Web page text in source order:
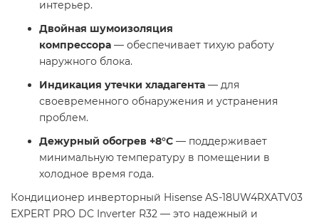
интерьер.
Двойная шумоизоляция
компрессора — обеспечивает тихую работу
наружного блока.
Индикация утечки хладагента — для
своевременного обнаружения и устранения
проблем.
Дежурный обогрев +8°C — поддерживает
минимальную температуру в помещении в
холодное время года.
Кондиционер инверторный Hisense AS-18UW4RXATV03
EXPERT PRO DC Inverter R32 — это надежный и